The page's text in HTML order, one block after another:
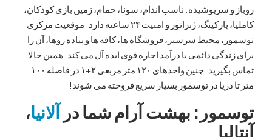
سرپوشیده. ناسب اندام، سونا، حمام، زمین بازی کودکان،
کاملیا، پارکینگ، ژنراتور و امنیت ۲۴ ساعته دارد. موقعیت مرکزی
محیط سرسبز، فروشگاه ها، کافه ها و پیاده روها، آن را
دائمی یا درآمد اجاره قوی ایده آل می کند. همین حالا
تماس بگیرید. چنین واحدهای ۱۲۰ متر مربعی ۲+۱ در فاصله ۱۰۰
در توسمور بسیار سریع فروخته می شوند!
بهشت آرام شما درآلانیا،